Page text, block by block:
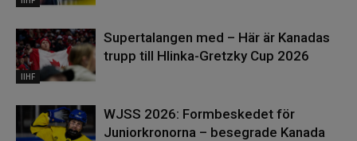
IIHF
Supertalangen med – Här är Kanadas
trupp till Hlinka-Gretzky Cup 2026
WJSS 2026: Formbeskedet för
Juniorkronorna – besegrade Kanada